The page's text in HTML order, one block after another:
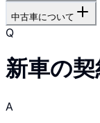
中古車について
Q
新車の
A